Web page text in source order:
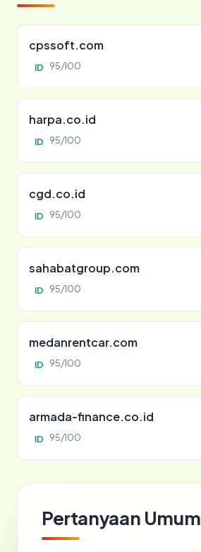
cpssoft.com
ID 95/100
harpa.co.id
ID 95/100
cgd.co.id
ID 95/100
sahabatgroup.com
ID 95/100
medanrentcar.com
ID 95/100
armada-finance.co.id
ID 95/100
Pertanyaan Umum